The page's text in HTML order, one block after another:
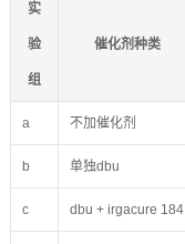
实
验
组
催化剂种类
a 不加催化剂
b 单独dbu
c dbu + irgacure 184